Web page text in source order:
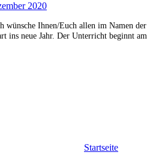
2020
wünsche Ihnen/Euch allen im Namen der
ins neue Jahr. Der Unterricht beginnt am
Startseite